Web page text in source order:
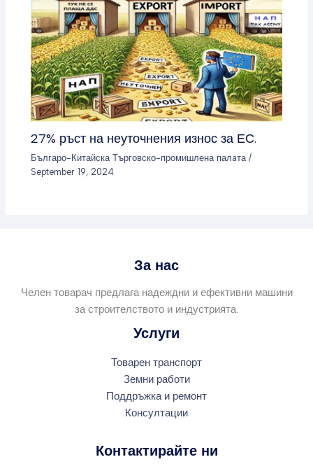
27% ръст на неуточнения износ за ЕС.
Българо-Китайска Търговско-промишлена палaта /
September 19, 2024
За нас
Челен товарач предлага надеждни и ефективни машини
за строителството и индустрията.
Услуги
Товарен транспорт
Земни работи
Поддръжка и ремонт
Консултации
Контактирайте ни